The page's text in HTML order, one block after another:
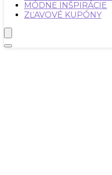
MÓDNE INŠPIRÁCIE
ZĽAVOVÉ KUPÓNY